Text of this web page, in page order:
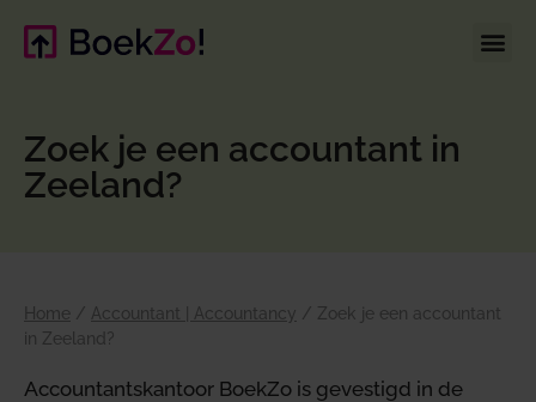
Zoek je een accountant in
Zeeland?
Home / Accountant | Accountancy / Zoek je een accountant
in Zeeland?
Accountantskantoor BoekZo is gevestigd in de